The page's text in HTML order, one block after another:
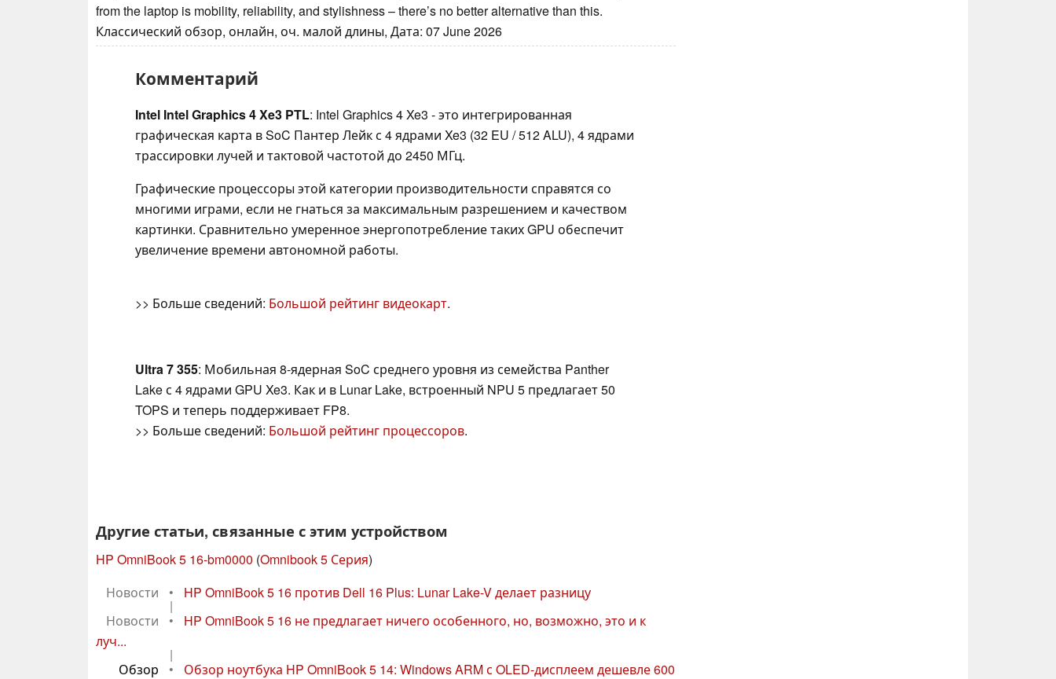
from the laptop is mobility, reliability, and stylishness – there’s no better alternative than this.
Классический обзор, онлайн, оч. малой длины, Дата: 07 June 2026
Комментарий
Intel Intel Graphics 4 Xe3 PTL: Intel Graphics 4 Xe3 - это интегрированная
графическая карта в SoC Пантер Лейк с 4 ядрами Xe3 (32 EU / 512 ALU), 4 ядрами
трассировки лучей и тактовой частотой до 2450 МГц.
Графические процессоры этой категории производительности справятся со
многими играми, если не гнаться за максимальным разрешением и качеством
картинки. Сравнительно умеренное энергопотребление таких GPU обеспечит
увеличение времени автономной работы.
>> Больше сведений: Большой рейтинг видеокарт.
Ultra 7 355: Мобильная 8-ядерная SoC среднего уровня из семейства Panther
Lake с 4 ядрами GPU Xe3. Как и в Lunar Lake, встроенный NPU 5 предлагает 50
TOPS и теперь поддерживает FP8.
>> Больше сведений: Большой рейтинг процессоров.
Другие статьи, связанные с этим устройством
HP OmniBook 5 16-bm0000 (Omnibook 5 Серия)
Новости
• HP OmniBook 5 16 против Dell 16 Plus: Lunar Lake-V делает разницу
|
Новости
•
HP OmniBook 5 16 не предлагает ничего особенного, но, возможно, это и к
луч...
|
Обзор
•
Обзор ноутбука HP OmniBook 5 14: Windows ARM с OLED-дисплеем дешевле 600